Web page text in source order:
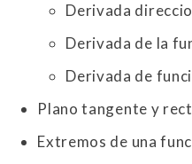
Derivada
Derivada de la
Derivada de
Plano tangente y
Extremos de una